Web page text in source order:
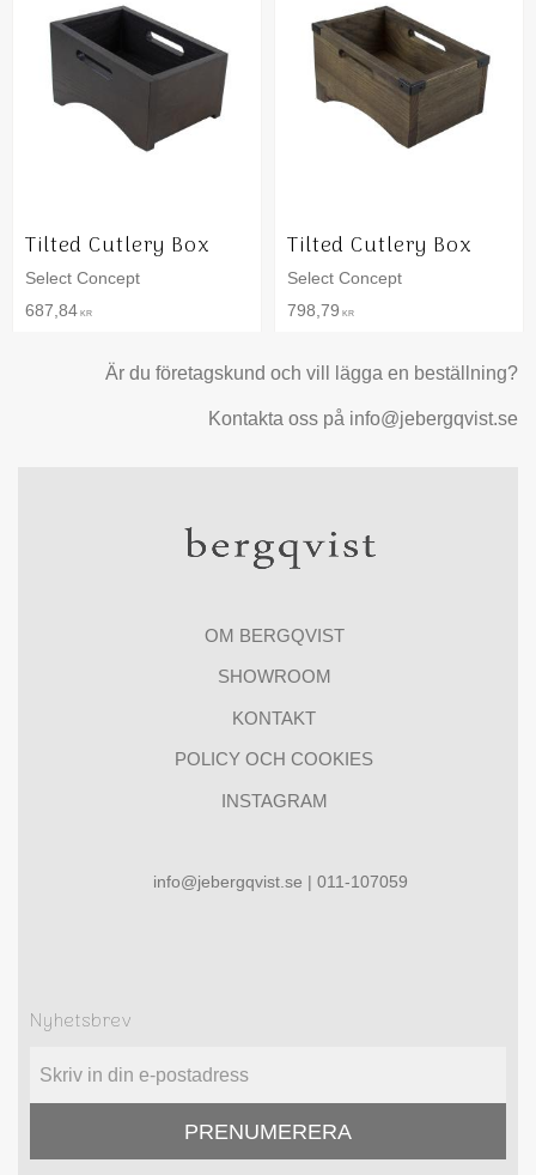
Tilted Cutlery Box
Select Concept
687,84 KR
Tilted Cutlery Box
Select Concept
798,79 KR
Är du företagskund och vill lägga en beställning?
Kontakta oss på info@jebergqvist.se
OM BERGQVIST
SHOWROOM
KONTAKT
POLICY OCH COOKIES
INSTAGRAM
info@jebergqvist.se | 011-107059
Nyhetsbrev
PRENUMERERA